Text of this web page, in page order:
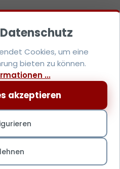
Cookies, um eine
bieten zu können.
...
akzeptieren